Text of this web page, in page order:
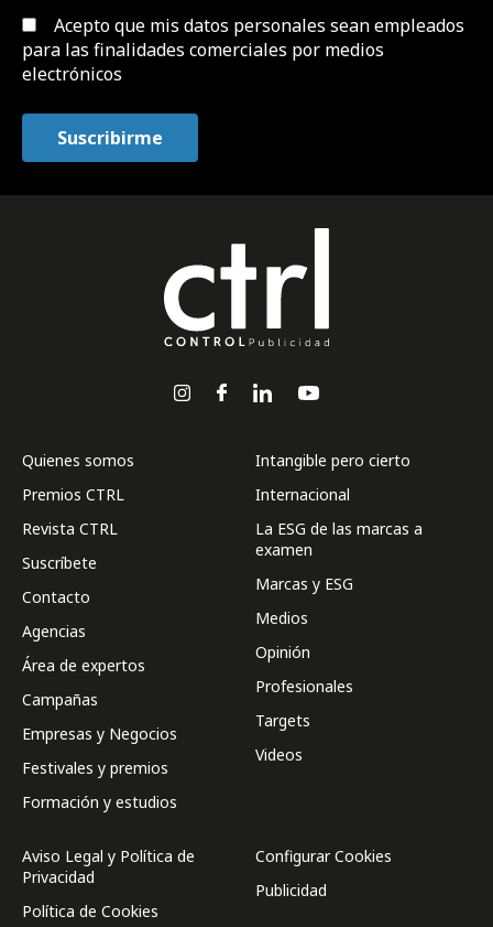
Acepto que mis datos personales sean empleados
para las finalidades comerciales por medios
electrónicos
Quienes somos
Premios CTRL
Revista CTRL
Suscríbete
Contacto
Agencias
Área de expertos
Campañas
Empresas y Negocios
Festivales y premios
Formación y estudios
Intangible pero cierto
Internacional
La ESG de las marcas a
examen
Marcas y ESG
Medios
Opinión
Profesionales
Targets
Videos
Aviso Legal y Política de
Privacidad
Política de Cookies
Configurar Cookies
Publicidad